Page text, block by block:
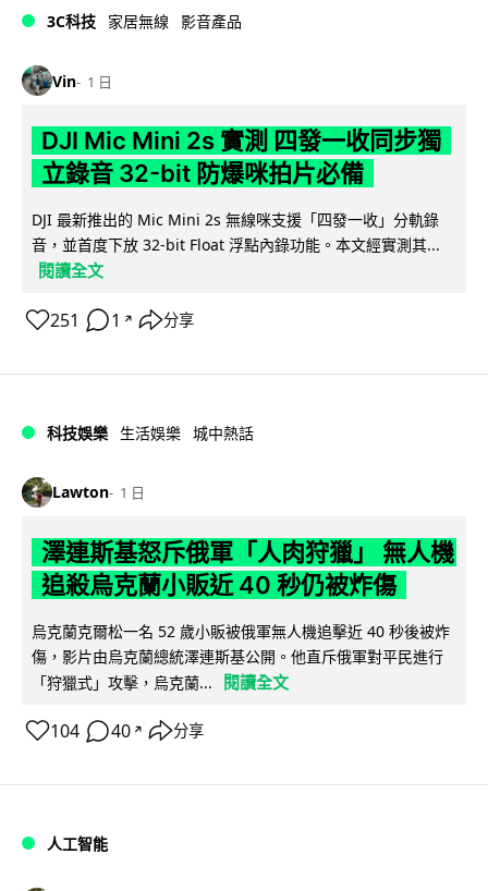
3C科技 家居無線 影音產品
Vin 1 日
DJI Mic Mini 2s 實測 四發一收同步獨
立錄音 32-bit 防爆咪拍片必備
DJI 最新推出的 Mic Mini 2s 無線咪支援「四發一收」分軌錄
音，並首度下放 32-bit Float 浮點內錄功能。本文經實測其...
閱讀全文
251 1 ↗ 分享
科技娛樂 生活娛樂 城中熱話
Lawton 1 日
澤連斯基怒斥俄軍「人肉狩獵」 無人機
追殺烏克蘭小販近 40 秒仍被炸傷
烏克蘭克爾松一名 52 歲小販被俄軍無人機追擊近 40 秒後被炸
傷，影片由烏克蘭總統澤連斯基公開。他直斥俄軍對平民進行
「狩獵式」攻擊，烏克蘭...
閱讀全文
104 40 ↗ 分享
人工智能